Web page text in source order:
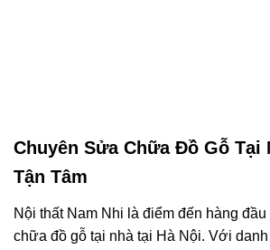
Chuyên Sửa Chữa Đồ Gỗ Tại
Tận Tâm
Nội thất Nam Nhi là điểm đến hàng
chữa đồ gỗ tại nhà tại Hà Nội. Với